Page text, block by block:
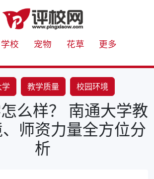
学校 宠物 花草 更多
学 教学质量
校园环境
么样？ 南通大学教
师资力量全方位分
析